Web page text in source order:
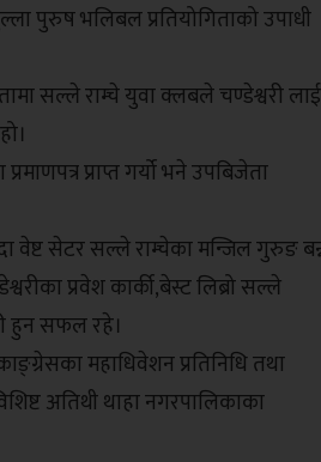
पुरुष भलिबल प्रतियोगिताको उपाधी
सल्ले राम्चे युवा क्लबले चण्डेश्वरी लाई
प्राप्त गर्यो भने उपबिजेता
वेष्ट सेटर सल्ले राम्चेका मन्जिल गुरुङ
प्रवेश कार्की,बेस्ट लिब्रो सल्ले
हुन सफल रहे।
महाधिवेशन प्रतिनिधि तथा
अतिथी थाहा नगरपालिकाका